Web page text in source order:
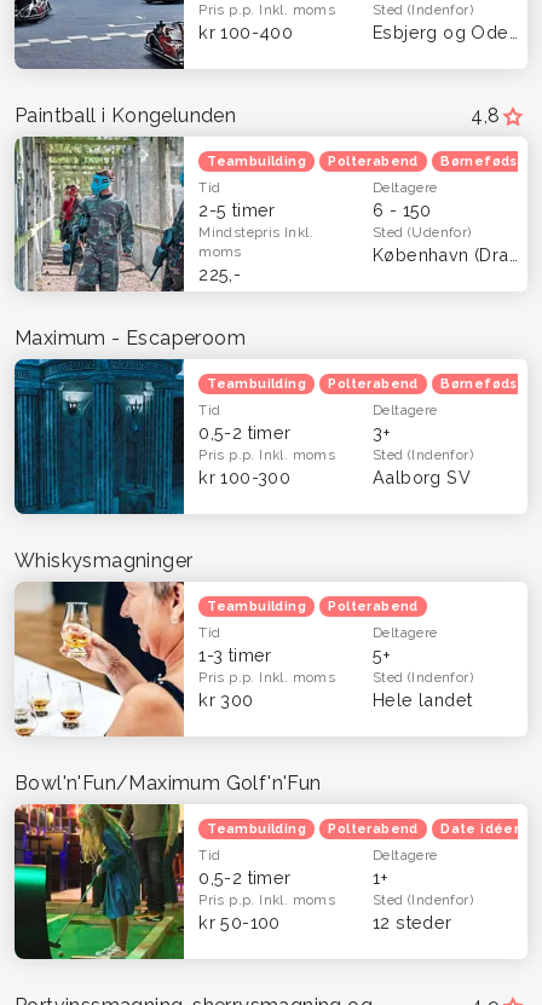
Pris p.p. Inkl. moms
kr 100-400
Sted(Indenfor)
4,8
Paintball i Kongelunden
Teambuilding Polterabend
Tid
2-5 timer
Deltagere
6 - 150
Mindstepris Inkl.
moms
225,-
Sted(Udenfor)
Maximum - Escaperoom
Teambuilding Polterabend
Tid
0,5-2 timer
Deltagere
3+
Pris p.p. Inkl. moms
kr 100-300
Sted(Indenfor)
Aalborg SV
Whiskysmagninger
Teambuilding Polterabend
Tid
1-3 timer
Deltagere
5+
Pris p.p. Inkl. moms
kr 300
Sted(Indenfor)
Hele landet
Bowl'n'Fun/Maximum Golf'n'Fun
Teambuilding Polterabend Date idéer
Tid
0,5-2 timer
Deltagere
1+
Pris p.p. Inkl. moms
kr 50-100
Sted(Indenfor)
12 steder